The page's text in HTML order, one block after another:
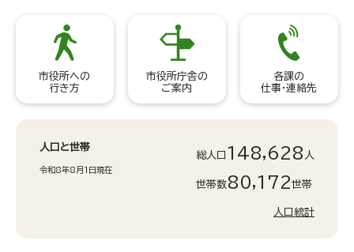
市役所への
行き方
市役所庁舎の
ご案内
各課の
仕事・連絡先
人口と世帯
令和8年8月1日現在
総人口 148,628 人
世帯数80,172世帯
人口統計